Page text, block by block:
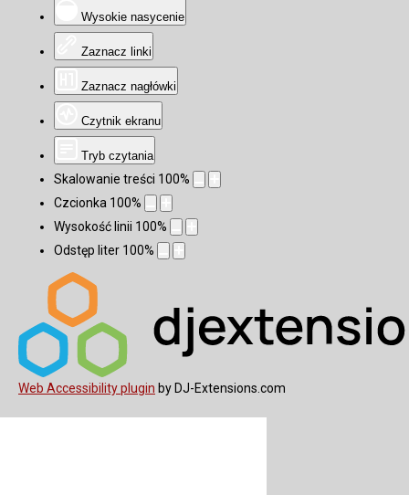
Wysokie nasycenie
Zaznacz linki
Zaznacz nagłówki
Czytnik ekranu
Tryb czytania
Skalowanie treści 100%
Czcionka 100%
Wysokość linii 100%
Odstęp liter 100%
Web Accessibility plugin by DJ-Extensions.com